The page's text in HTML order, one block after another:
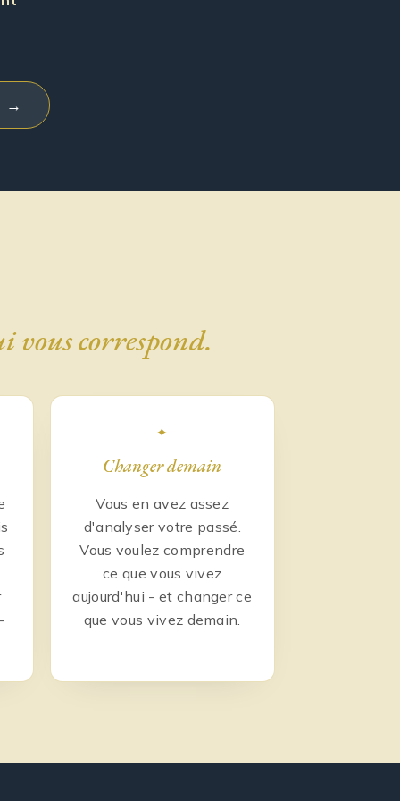
→
vous correspond.
✦
Changer demain
Vous en avez assez
d'analyser votre passé.
Vous voulez comprendre
ce que vous vivez
aujourd'hui - et changer ce
que vous vivez demain.